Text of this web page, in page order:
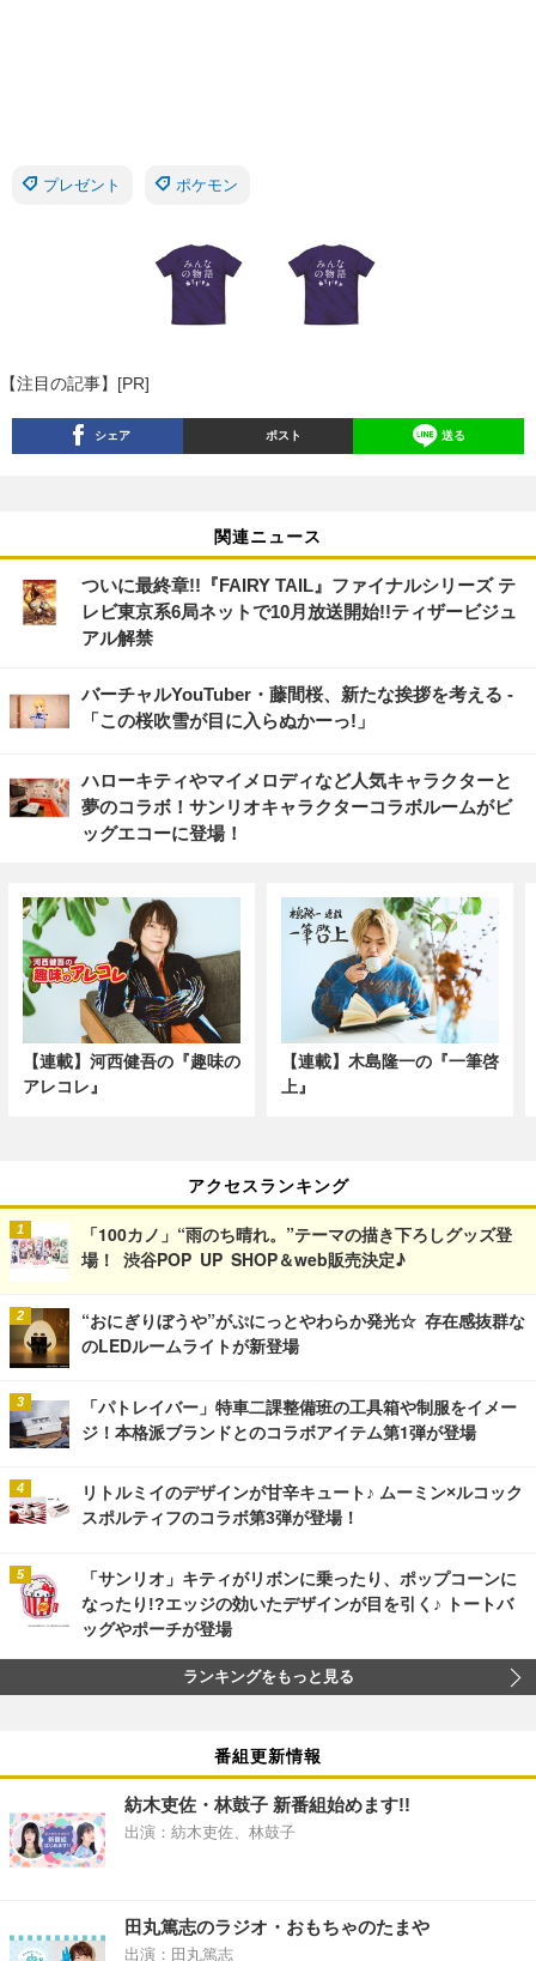
プレゼント ポケモン
【注目の記事】[PR]
シェア ポスト 送る
関連ニュース
ついに最終章!!『FAIRY TAIL』ファイナルシリーズ テ
レビ東京系6局ネットで10月放送開始!!ティザービジュ
アル解禁
バーチャルYouTuber・藤間桜、新たな挨拶を考える -
「この桜吹雪が目に入らぬかーっ!」
ハローキティやマイメロディなど人気キャラクターと
夢のコラボ！サンリオキャラクターコラボルームがビ
ッグエコーに登場！
【連載】河西健吾の『趣味の
アレコレ』
【連載】木島隆一の『一筆啓
上』
アクセスランキング
「100カノ」“雨のち晴れ。”テーマの描き下ろしグッズ登
場！ 渋谷POP UP SHOP＆web販売決定♪
“おにぎりぼうや”がぷにっとやわらか発光☆ 存在感抜群な
のLEDルームライトが新登場
「パトレイバー」特車二課整備班の工具箱や制服をイメー
ジ！本格派ブランドとのコラボアイテム第1弾が登場
リトルミイのデザインが甘辛キュート♪ ムーミン×ルコック
スポルティフのコラボ第3弾が登場！
「サンリオ」キティがリボンに乗ったり、ポップコーンに
なったり!?エッジの効いたデザインが目を引く♪ トートバ
ッグやポーチが登場
ランキングをもっと見る
番組更新情報
紡木吏佐・林鼓子 新番組始めます!!
出演：紡木吏佐、林鼓子
田丸篤志のラジオ・おもちゃのたまや
出演：田丸篤志